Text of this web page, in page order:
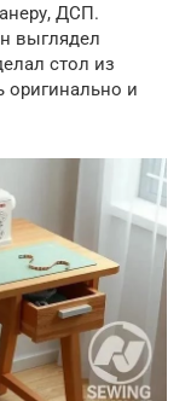
ДСП.
выглядел
стол из
оригинально и